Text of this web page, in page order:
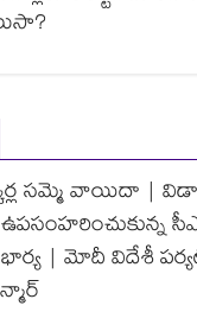
సమ్మె వాయిదా |
ఉపసంహరించుకున్న
| మోదీ విదేశీ